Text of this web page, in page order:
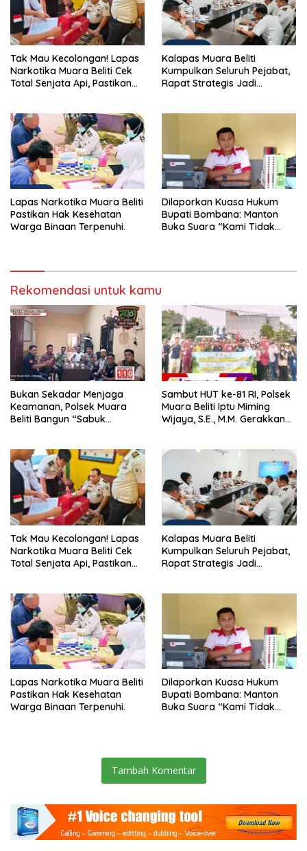
Tak Mau Kecolongan! Lapas
Narkotika Muara Beliti Cek
Total Senjata Api, Pastikan
Kalapas Muara Beliti
Kumpulkan Seluruh Pejabat,
Rapat Strategis Jadi
Lapas Narkotika Muara Beliti
Pastikan Hak Kesehatan
Warga Binaan Terpenuhi.
Dilaporkan Kuasa Hukum
Bupati Bombana: Manton
Buka Suara “Kami Tidak
Rekomendasi untuk kamu
Bukan Sekadar Menjaga
Keamanan, Polsek Muara
Beliti Bangun “Sabuk
Sambut HUT ke-81 RI, Polsek
Muara Beliti Iptu Miming
Wijaya, S.E., M.M. Gerakkan
Tak Mau Kecolongan! Lapas
Narkotika Muara Beliti Cek
Total Senjata Api, Pastikan
Kalapas Muara Beliti
Kumpulkan Seluruh Pejabat,
Rapat Strategis Jadi
Lapas Narkotika Muara Beliti
Pastikan Hak Kesehatan
Warga Binaan Terpenuhi.
Dilaporkan Kuasa Hukum
Bupati Bombana: Manton
Buka Suara “Kami Tidak
Tambah Komentar